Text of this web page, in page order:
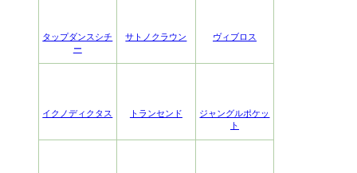
タップダンスシチ
ー
サトノクラウン ヴィブロス
イクノディクタス トランセンド
ジャングルポケッ
ト